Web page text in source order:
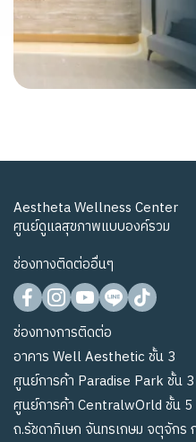
Aestheta Wellness Center
ศูนย์ดูแลสุขภาพแบบองค์รวม
ช่องทางติดต่ออื่นๆ
ช่องทางการติดต่อ
อาคาร Well Aesthetic ชั้น 3
ศูนย์การค้า Paradise Park ชั้น 3
ศูนย์การค้า CentralwOrld ชั้น 5
ถ.รัชดาภิเษก จันทรเกษม จตุจักร